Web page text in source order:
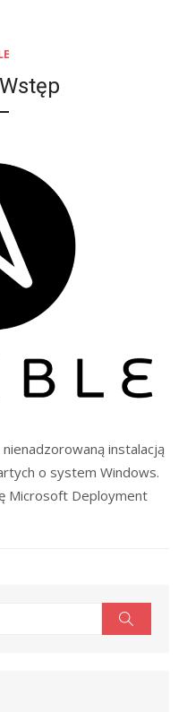
instalacją
o system Windows.
Microsoft Deployment